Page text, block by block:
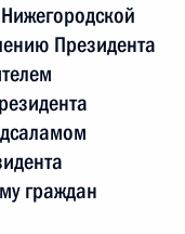
Президента
граждан